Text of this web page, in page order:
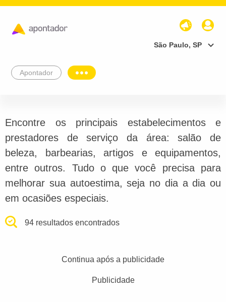
São Paulo, SP
Apontador
Encontre os principais estabelecimentos e
prestadores de serviço da área: salão de
beleza, barbearias, artigos e equipamentos,
entre outros. Tudo o que você precisa para
melhorar sua autoestima, seja no dia a dia ou
em ocasiões especiais.
94 resultados encontrados
Continua após a publicidade
Publicidade